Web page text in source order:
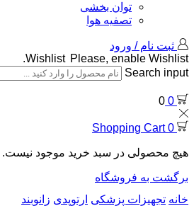
توان بخشی
تصفیه هوا
ثبت نام / ورود
Wishlist Please, enable Wishlist.
Search input
0
0
0
Shopping Cart
هیچ محصولی در سبد خرید موجود نیست.
برگشت به فروشگاه
خانه تجهیزات پزشکی ارتوپدی زانوبند